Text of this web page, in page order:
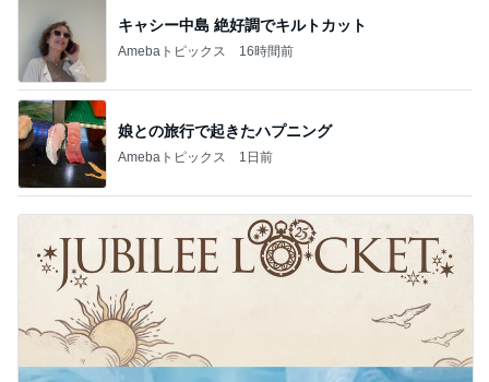
キャシー中島 絶好調でキルトカット
Amebaトピックス 16時間前
娘との旅行で起きたハプニング
Amebaトピックス 1日前